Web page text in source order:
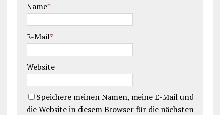
Name*
E-Mail*
Website
Speichere meinen Namen, meine E-Mail und
die Website in diesem Browser für die nächsten